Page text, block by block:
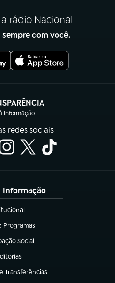
rádio Nacional
sempre com você.
Informação
(abre em nova aba)
redes sociais
Informação
em nova aba)
Programas
nova aba)
Social
nova aba)
em nova aba)
Transferências
aba)